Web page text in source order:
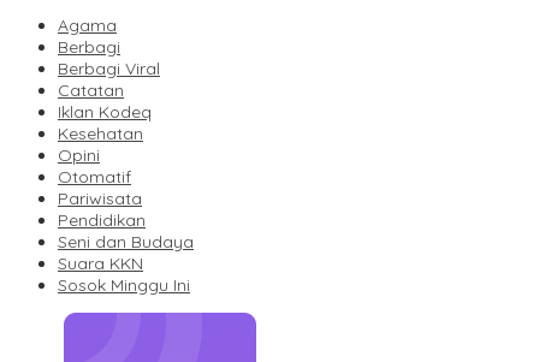
Agama
Berbagi
Berbagi Viral
Catatan
Iklan Kodeq
Kesehatan
Opini
Otomatif
Pariwisata
Pendidikan
Seni dan Budaya
Suara KKN
Sosok Minggu Ini